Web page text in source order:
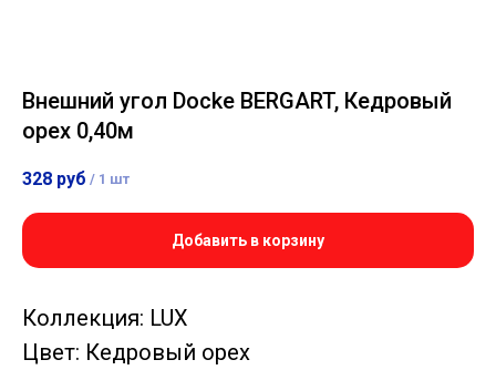
Внешний угол Docke BERGART, Кедровый
орех 0,40м
328 руб / 1 шт
Добавить в корзину
Коллекция: LUX
Цвет: Кедровый орех